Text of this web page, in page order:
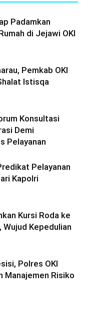
Padamkan
di Jejawi OKI
Pemkab OKI
Istisqa
Konsultasi
Demi
Pelayanan
Pelayanan
Kapolri
Kursi Roda ke
Kepedulian
Polres OKI
Manajemen Risiko